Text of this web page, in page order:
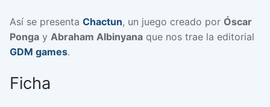
Así se presenta Chactun, un juego creado por Óscar
Ponga y Abraham Albinyana que nos trae la editorial
GDM games.
Ficha